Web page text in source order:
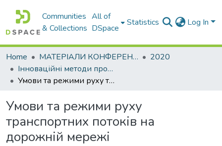
Communities
& Collections
All of
DSpace
Statistics Log In
Home МАТЕРІАЛИ КОНФЕРЕНЦІЙ
2020
Інноваційні методи проектних та геодезичних робіт
Умови та режими руху транспортних потоків на дорожній мережі
Умови та режими руху
транспортних потоків на
дорожній мережі